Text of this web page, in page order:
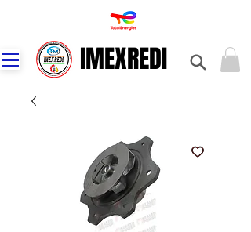
IMEXREDI
IMEXREDI